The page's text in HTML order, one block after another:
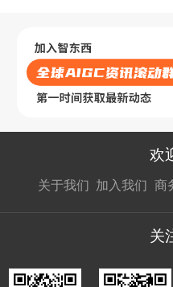
欢
关于我们 加入我们
接扔简历
商
关